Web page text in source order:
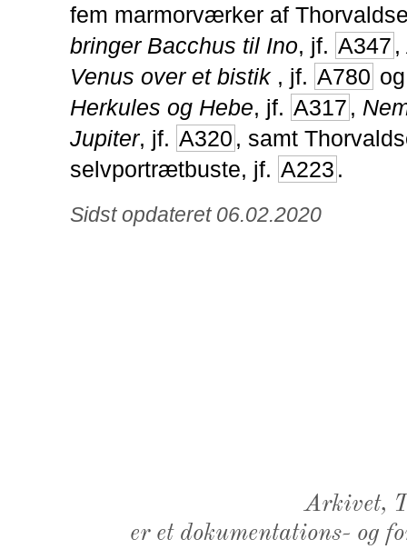
fem marmorværker af
bringer Bacchus til Ino, jf. A347 ,
Venus over et bistik, jf. A780
Herkules og Hebe, jf. A317 ,
Jupiter, jf. A320 , samt
selvportrætbuste, jf. A223 .
Sidst opdateret 06.02.2020
Arkivet,
er et dokumentations- og